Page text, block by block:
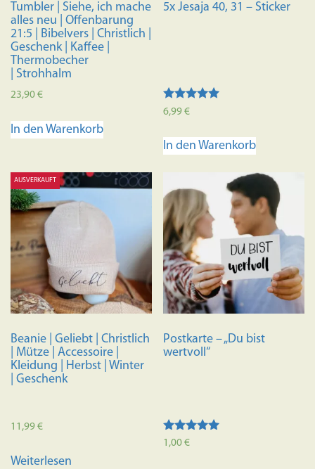
Tumbler | Siehe, ich mache
alles neu | Offenbarung
21:5 | Bibelvers | Christlich |
Geschenk | Kaffee |
Thermobecher
| Strohhalm
23,90€
In den Warenkorb
5x Jesaja 40, 31 – Sticker
Bewertet mit
5.00
6,99€
In den Warenkorb
AUSVERKAUFT
Beanie | Geliebt | Christlich
| Mütze | Accessoire |
Kleidung | Herbst | Winter
| Geschenk
11,99€
Weiterlesen
Postkarte – „Du bist
wertvoll“
Bewertet mit
1,00€